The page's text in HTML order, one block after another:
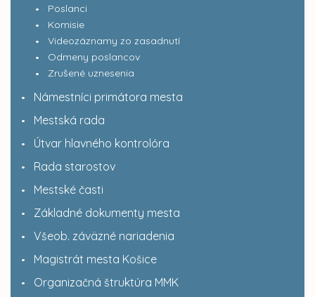
Poslanci
Komisie
Videozáznamy zo zasadnutí
Odmeny poslancov
Zrušené uznesenia
Námestníci primátora mesta
Mestská rada
Útvar hlavného kontrolóra
Rada starostov
Mestské časti
Základné dokumenty mesta
Všeob. záväzné nariadenia
Magistrát mesta Košice
Organizačná štruktúra MMK